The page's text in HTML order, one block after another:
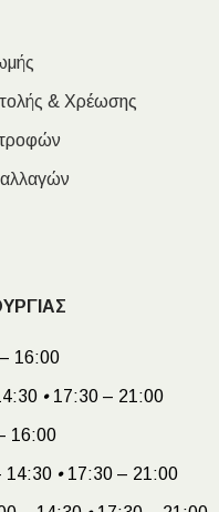
& Χρέωσης
16:00
•17:30 – 21:00
16:00
14:30 •17:30 – 21:00